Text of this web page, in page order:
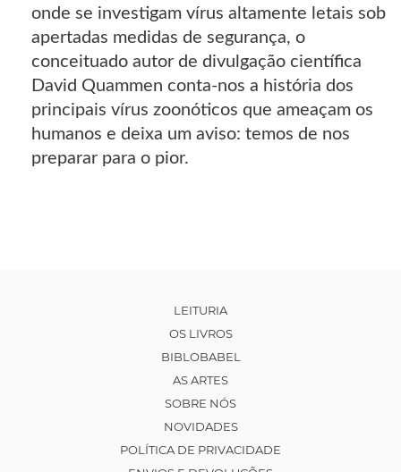
onde se investigam vírus altamente letais sob
apertadas medidas de segurança, o
conceituado autor de divulgação científica
David Quammen conta-nos a história dos
principais vírus zoonóticos que ameaçam os
humanos e deixa um aviso: temos de nos
preparar para o pior.
LEITURIA
OS LIVROS
BIBLOBABEL
AS ARTES
SOBRE NÓS
NOVIDADES
POLÍTICA DE PRIVACIDADE